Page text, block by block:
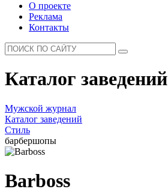
О проекте
Реклама
Контакты
Каталог заведений
Мужской журнал
Каталог заведений
Стиль
барбершопы
Barboss